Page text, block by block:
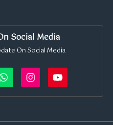
Social Media
On Social Media